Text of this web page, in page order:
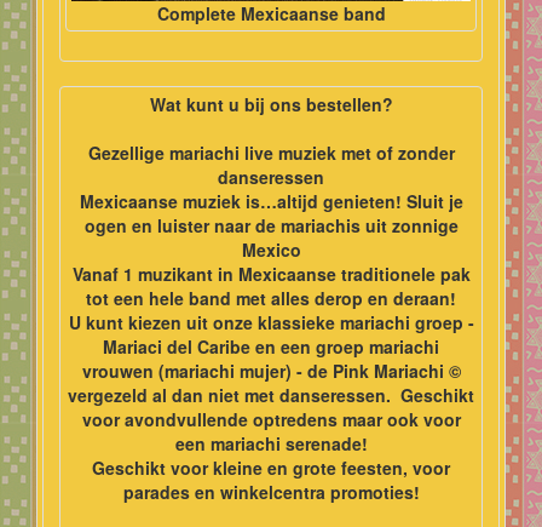
Complete Mexicaanse band
Wat kunt u bij ons bestellen?
Gezellige mariachi live muziek met of zonder
danseressen
Mexicaanse muziek is…altijd genieten! Sluit je
ogen en luister naar de mariachis uit zonnige
Mexico
Vanaf 1 muzikant in Mexicaanse traditionele pak
tot een hele band met alles derop en deraan!
U kunt kiezen uit onze klassieke mariachi groep -
Mariaci del Caribe en een groep mariachi
vrouwen (mariachi mujer) - de Pink Mariachi ©
vergezeld al dan niet met danseressen. Geschikt
vooravondvullende optredens maar ook voor
een mariachi serenade!
Geschikt voor kleine en grote feesten, voor
parades en winkelcentra promoties!